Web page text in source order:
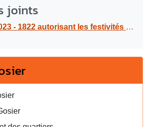
joints
les festivités du GOZIÉVAL 2024 du mercredi 17 janvier au dimanche 21 janvier 2024